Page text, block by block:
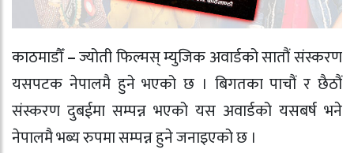
काठमाडौँ–ज्योती फिल्मस् म्युजिक अवार्डको सातौं संस्करण
यसपटक नेपालमै हुने भएको छ । बिगतका पाचौं र छैठौं
संस्करण दुबईमा सम्पन्न भएको यस अवार्डको यसबर्ष भने
नेपालमै भब्य रुपमा सम्पन्न हुने जनाइएको छ ।